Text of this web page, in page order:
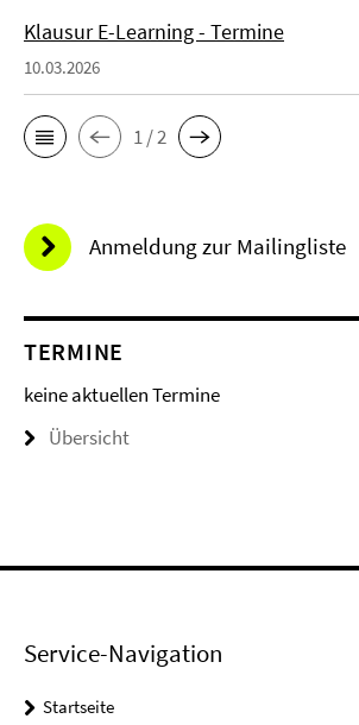
Klausur E-Learning - Termine
10.03.2026
1 / 2
Anmeldung zur Mailingliste
TERMINE
keine aktuellen Termine
Übersicht
Service-Navigation
Startseite